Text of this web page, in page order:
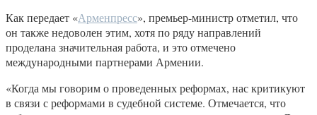
Как передает «Арменпресс», премьер-министр отметил, что
он также недоволен этим, хотя по ряду направлений
проделана значительная работа, и это отмечено
международными партнерами Армении.
«Когда мы говорим о проведенных реформах, нас критикуют
в связи с реформами в судебной системе. Отмечается, что